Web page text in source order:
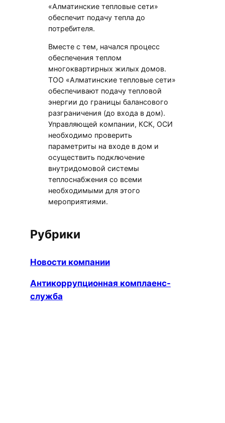
«Алматинские тепловые сети»
обеспечит подачу тепла до
потребителя.
Вместе с тем, начался процесс
обеспечения теплом
многоквартирных жилых домов.
ТОО «Алматинские тепловые сети»
обеспечивают подачу тепловой
энергии до границы балансового
разграничения (до входа в дом).
Управляющей компании, КСК, ОСИ
необходимо проверить
параметриты на входе в дом и
осуществить подключение
внутридомовой системы
теплоснабжения со всеми
необходимыми для этого
мероприятиями.
Рубрики
Новости компании
Антикоррупционная комплаенс-
служба